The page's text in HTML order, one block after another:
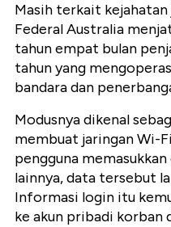
Masih terkait kejahatan
Federal Australia
tahun empat bulan
tahun yang
bandara dan
Modusnya dikenal
membuat jaringan Wi-
pengguna
lainnya, data tersebut
Informasi login itu
ke akun pribadi